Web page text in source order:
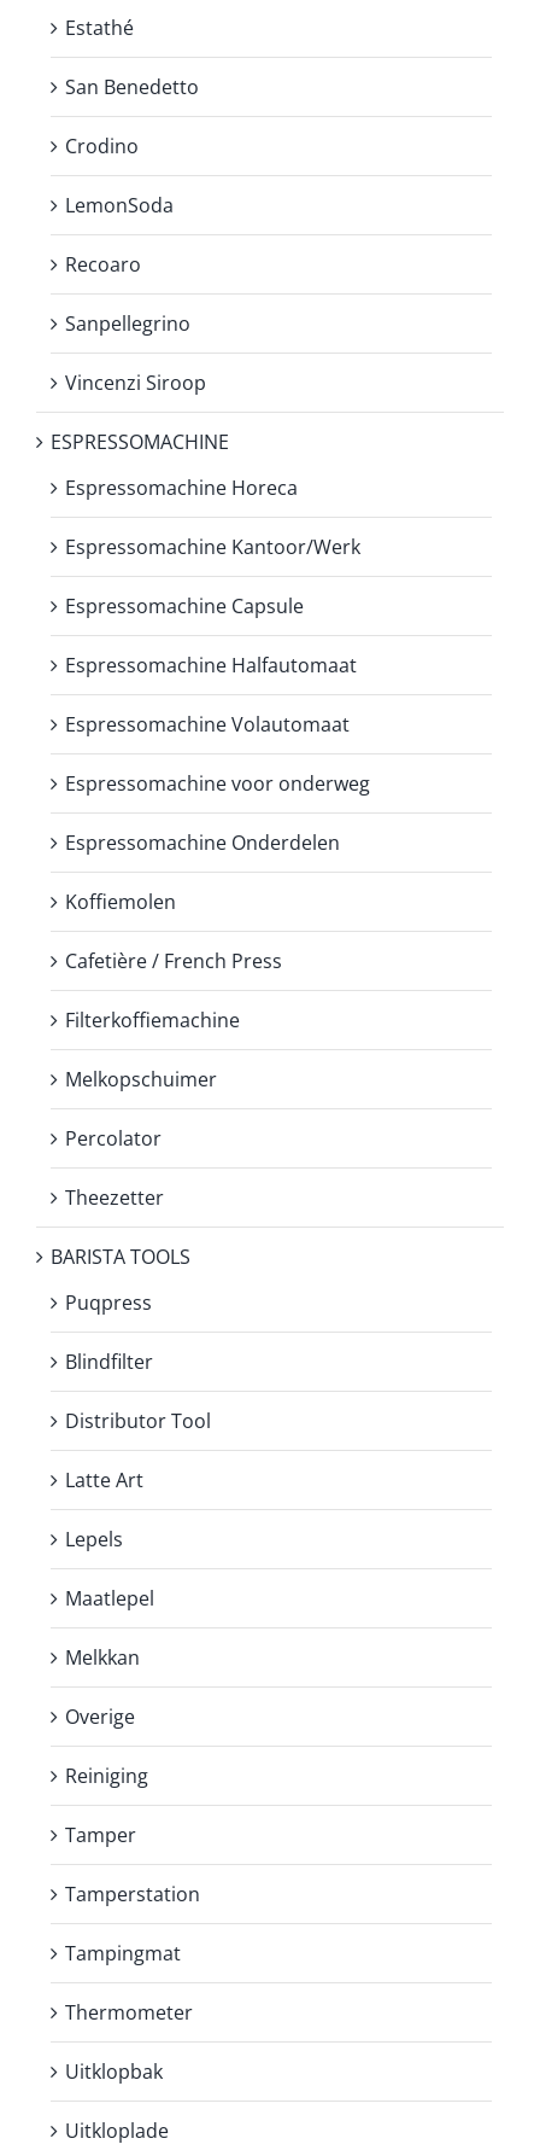
Estathé
San Benedetto
Crodino
LemonSoda
Recoaro
Sanpellegrino
Vincenzi Siroop
ESPRESSOMACHINE
Espressomachine Horeca
Espressomachine Kantoor/Werk
Espressomachine Capsule
Espressomachine Halfautomaat
Espressomachine Volautomaat
Espressomachine voor onderweg
Espressomachine Onderdelen
Koffiemolen
Cafetière / French Press
Filterkoffiemachine
Melkopschuimer
Percolator
Theezetter
BARISTA TOOLS
Puqpress
Blindfilter
Distributor Tool
Latte Art
Lepels
Maatlepel
Melkkan
Overige
Reiniging
Tamper
Tamperstation
Tampingmat
Thermometer
Uitklopbak
Uitkloplade